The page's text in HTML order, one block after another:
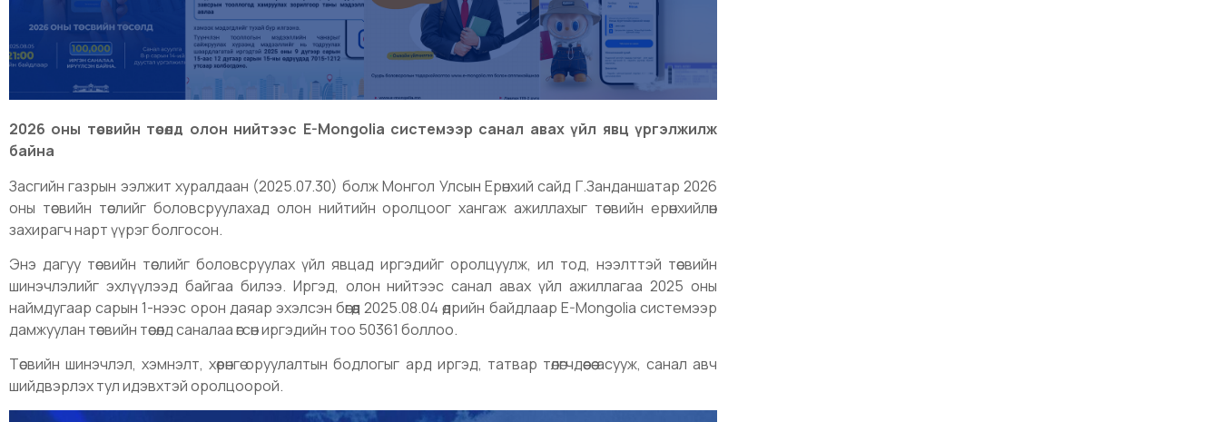
2026 оны төсвийн төсөлд олон нийтээс E-Mongolia системээр санал авах үйл явц үргэлжилж
байна
Засгийн газрын ээлжит хуралдаан (2025.07.30) болж Монгол Улсын Ерөнхий сайд Г.Занданшатар 2026
оны төсвийн төслийг боловсруулахад олон нийтийн оролцоог хангаж ажиллахыг төсвийн ерөнхийлөн
захирагч нарт үүрэг болгосон.
Энэ дагуу төсвийн төслийг боловсруулах үйл явцад иргэдийг оролцуулж, ил тод, нээлттэй төсвийн
шинэчлэлийг эхлүүлээд байгаа билээ. Иргэд, олон нийтээс санал авах үйл ажиллагаа 2025 оны
наймдугаар сарын 1-нээс орон даяар эхэлсэн бөгөөд 2025.08.04 өдрийн байдлаар E-Mongolia системээр
дамжуулан төсвийн төсөлд саналаа өгсөн иргэдийн тоо 50361 боллоо.
Төсвийн шинэчлэл, хэмнэлт, хөрөнгө оруулалтын бодлогыг ард иргэд, татвар төлөгчдөөсөө асууж, санал авч
шийдвэрлэх тул идэвхтэй оролцоорой.